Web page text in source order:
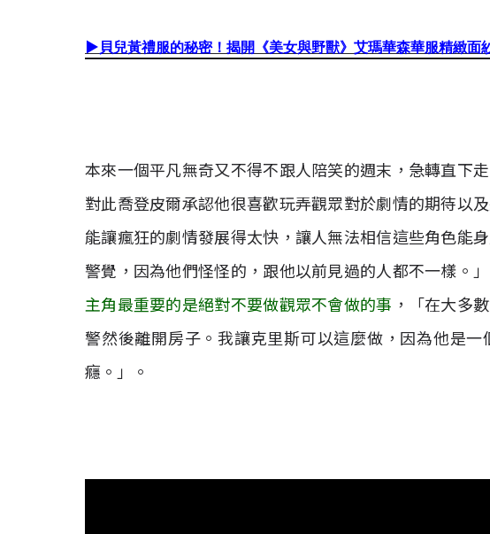
▶ 貝兒黃禮服的秘密！揭開《美女與野獸》艾瑪華森華服精緻面
本來一個平凡無奇又不得不跟人陪笑的週末，急轉直下
對此喬登皮爾承認他很喜歡玩弄觀眾對於劇情的期待以
能讓瘋狂的劇情發展得太快，讓人無法相信這些角色能
警覺，因為他們怪怪的，跟他以前見過的人都不一樣。
主角最重要的是絕對不要做觀眾不會做的事 ，「在大多
警然後離開房子。我讓克里斯可以這麼做，因為他是
癮。」。